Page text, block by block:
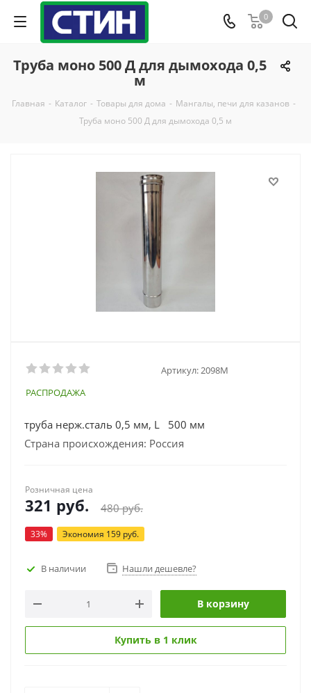
0
Труба моно 500 Д для дымохода 0,5
м
Главная - Каталог - Товары для дома - Мангалы, печи для казанов -
Труба моно 500 Д для дымохода 0,5 м
Артикул: 2098М
РАСПРОДАЖА
труба нерж.сталь 0,5 мм, L 500 мм
Страна происхождения: Россия
Розничная цена
321 руб. 480руб.
33% Экономия 159 руб.
В наличии Нашли дешевле?
В корзину
Купить в 1 клик